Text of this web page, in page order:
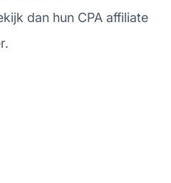
dan hun CPA affiliate